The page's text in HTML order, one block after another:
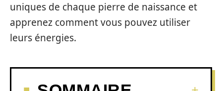
uniques de chaque pierre de naissance et
apprenez comment vous pouvez utiliser
leurs énergies.